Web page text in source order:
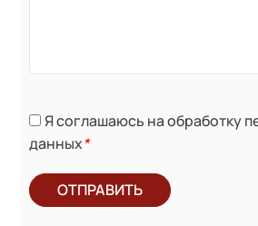
Я соглашаюсь на обработку
данных*
ОТПРАВИТЬ